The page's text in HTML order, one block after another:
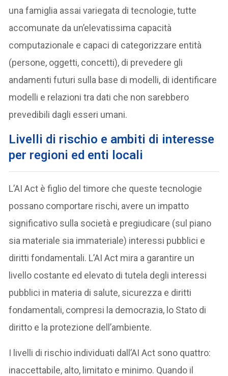
una famiglia assai variegata di tecnologie, tutte
accomunate da un’elevatissima capacità
computazionale e capaci di categorizzare entità
(persone, oggetti, concetti), di prevedere gli
andamenti futuri sulla base di modelli, di identificare
modelli e relazioni tra dati che non sarebbero
prevedibili dagli esseri umani.
Livelli di rischio e ambiti di interesse
per regioni ed enti locali
L’AI Act è figlio del timore che queste tecnologie
possano comportare rischi, avere un impatto
significativo sulla società e pregiudicare (sul piano
sia materiale sia immateriale) interessi pubblici e
diritti fondamentali. L’AI Act mira a garantire un
livello costante ed elevato di tutela degli interessi
pubblici in materia di salute, sicurezza e diritti
fondamentali, compresi la democrazia, lo Stato di
diritto e la protezione dell’ambiente.
I livelli di rischio individuati dall’AI Act sono quattro:
inaccettabile, alto, limitato e minimo. Quando il